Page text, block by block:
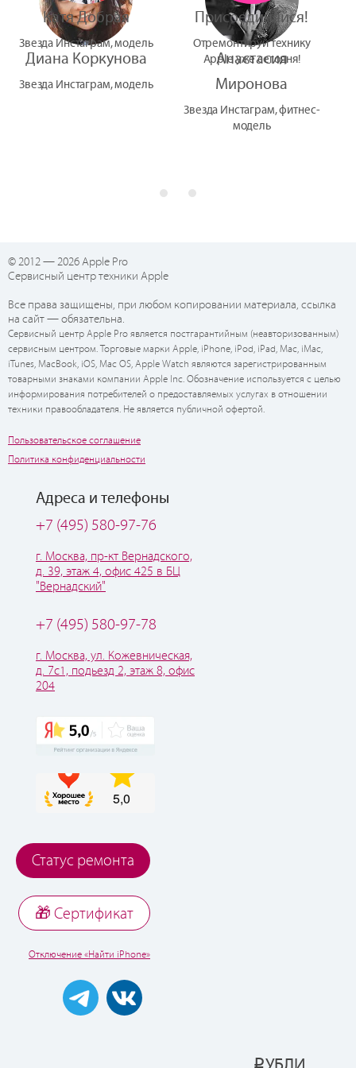
Диана Коркунова
Звезда Инстаграм, модель
Анастасия
Миронова
Звезда Инстаграм, фитнес-
модель
Катя Добрая
Звезда Инстаграм, модель
Присоединяйся!
Отремонтируй технику
Apple уже сегодня!
© 2012 — 2026 Apple Pro
Сервисный центр техники Apple
Все права защищены, при любом копировании материала, ссылка
на сайт — обязательна.
Сервисный центр Apple Pro является постгарантийным (неавторизованным)
сервисным центром. Торговые марки Apple, iPhone, iPod, iPad, Mac, iMac,
iTunes, MacBook, iOS, Mac OS, Apple Watch являются зарегистрированным
товарными знаками компании Apple Inc. Обозначение используется с целью
информирования потребителей о предоставляемых услугах в отношении
техники правообладателя. Не является публичной офертой.
Пользовательское соглашение
Политика конфиденциальности
Адреса и телефоны
+7 (495) 580-97-76
г. Москва, пр-кт Вернадского,
д. 39, этаж 4, офис 425 в БЦ
"Вернадский"
+7 (495) 580-97-78
г. Москва, ул. Кожевническая,
д. 7с1, подьезд 2, этаж 8, офис
204
Статус ремонта
🎁 Cертификат
Отключение «Найти iPhone»
Р